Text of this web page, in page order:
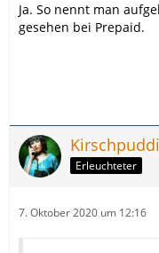
Ja. So nennt man
gesehen bei Prepaid.
Erleuchteter
7. Oktober 2020 um 12:16